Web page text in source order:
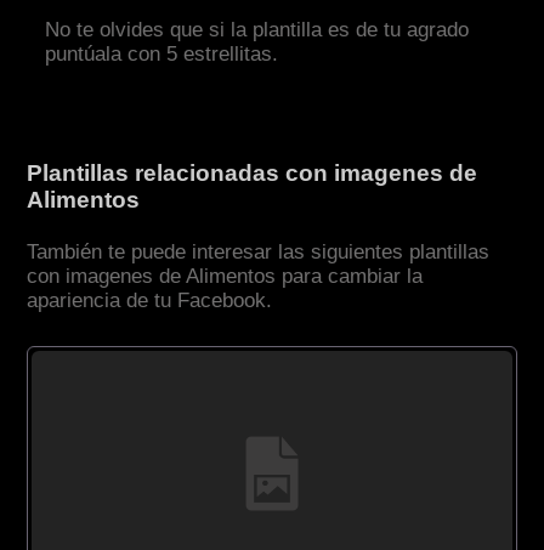
No te olvides que si la plantilla es de tu agrado
puntúala con 5 estrellitas.
Plantillas relacionadas con imagenes de
Alimentos
También te puede interesar las siguientes plantillas
con imagenes de Alimentos para cambiar la
apariencia de tu Facebook.